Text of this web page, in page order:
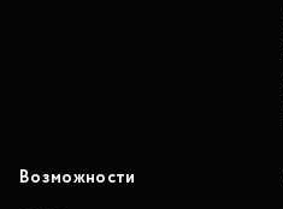
Возможности